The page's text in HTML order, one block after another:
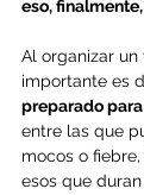
eso,
Al organizar un
importante es
preparado
entre las que
mocos o
esos que